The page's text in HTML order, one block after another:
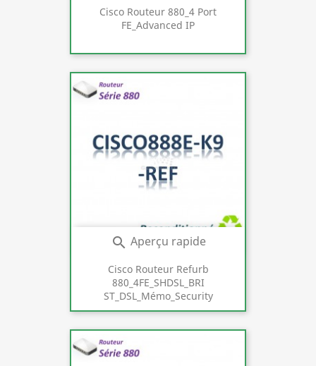
Cisco Routeur 880_4 Port
FE_Advanced IP
Cisco Routeur Refurb
880_4FE_SHDSL_BRI
ST_DSL_Mémo_Security
 Aperçu rapide